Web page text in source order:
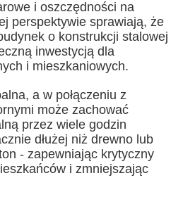
i oszczędności na
perspektywie sprawiają, że
o konstrukcji stalowej
inwestycją dla
i mieszkaniowych.
a w połączeniu z
może zachować
przez wiele godzin
dłużej niż drewno lub
- zapewniając krytyczny
i zmniejszając